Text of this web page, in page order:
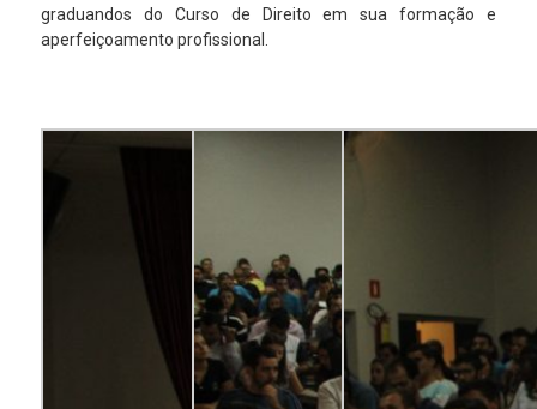
graduandos do Curso de Direito em sua formação e
aperfeiçoamento profissional.